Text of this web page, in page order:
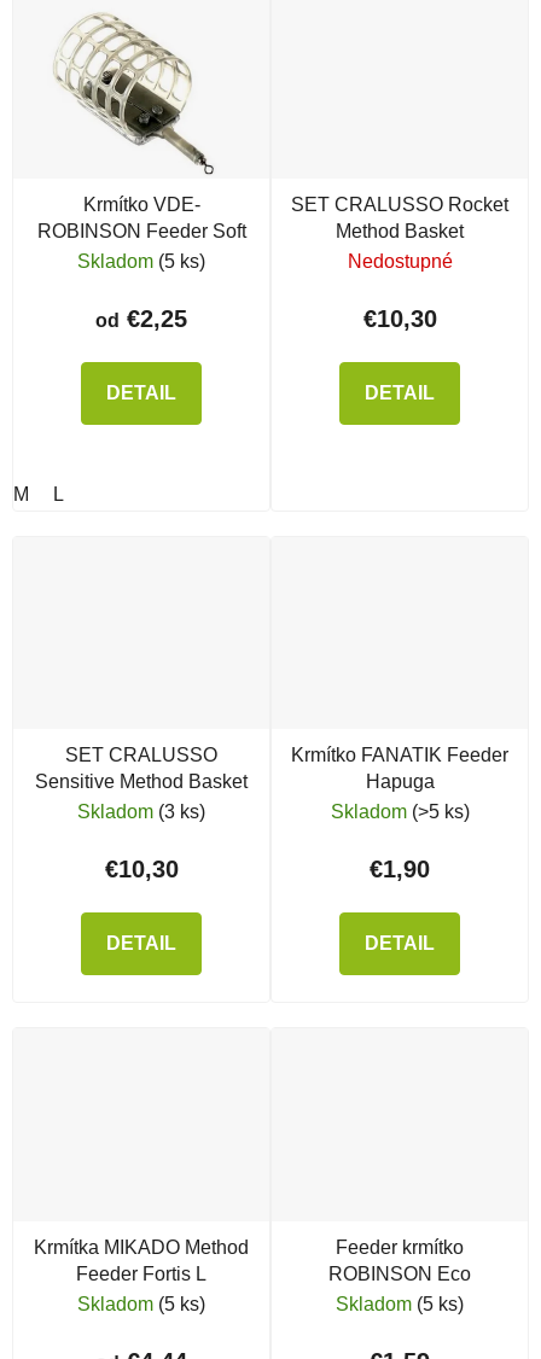
Krmítko VDE-
ROBINSON Feeder Soft
Skladom (5 ks)
od €2,25
DETAIL
M L
SET CRALUSSO Rocket
Method Basket
Nedostupné
€10,30
DETAIL
SET CRALUSSO
Sensitive Method Basket
Skladom (3 ks)
€10,30
DETAIL
Krmítko FANATIK Feeder
Hapuga
Skladom (>5 ks)
€1,90
DETAIL
Krmítka MIKADO Method
Feeder Fortis L
Skladom (5 ks)
Feeder krmítko
ROBINSON Eco
Skladom (5 ks)